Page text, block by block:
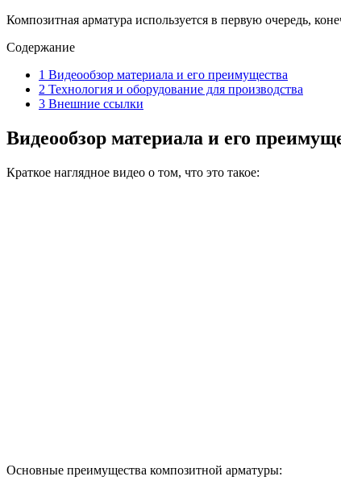
Композитная арматура используется в первую очередь,
Содержание
1 Видеообзор материала и его преимущества
2 Технология и оборудование для производства
3 Внешние ссылки
Видеообзор материала и его
Краткое наглядное видео о том, что это такое:
Основные преимущества композитной арматуры: